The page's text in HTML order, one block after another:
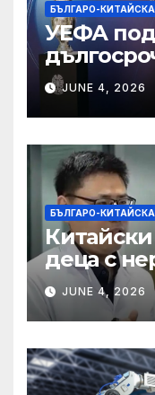
БЪЛГАРО-
УЕФА
JUNE 4, 2026
БЪЛГАРО-
деца с
изправят
JUNE 4, 2026